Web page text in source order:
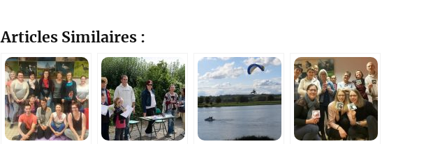
Articles Similaires :